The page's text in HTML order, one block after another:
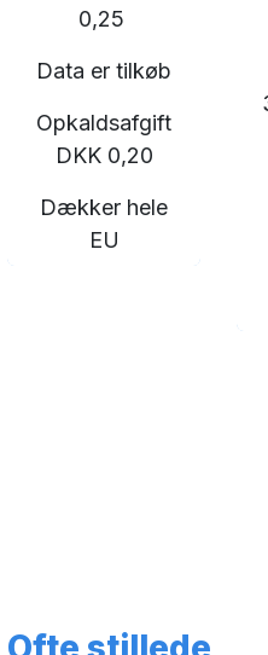
0,25
Data er tilkøb
Opkaldsafgift
DKK 0,20
Dækker hele
EU